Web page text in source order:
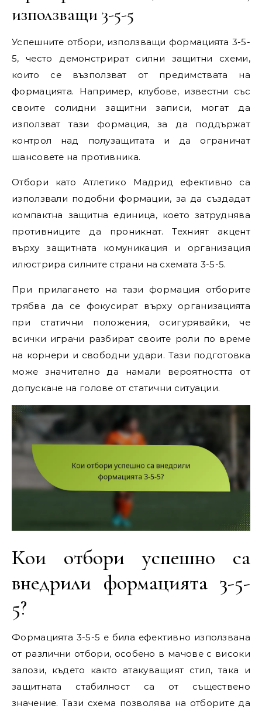
използващи 3-5-5
Успешните отбори, използващи формацията 3-5-
5, често демонстрират силни защитни схеми,
които се възползват от предимствата на
формацията. Например, клубове, известни със
своите солидни защитни записи, могат да
използват тази формация, за да поддържат
контрол над полузащитата и да ограничат
шансовете на противника.
Отбори като Атлетико Мадрид ефективно са
използвали подобни формации, за да създадат
компактна защитна единица, което затруднява
противниците да проникнат. Техният акцент
върху защитната комуникация и организация
илюстрира силните страни на схемата 3-5-5.
При прилагането на тази формация отборите
трябва да се фокусират върху организацията
при статични положения, осигурявайки, че
всички играчи разбират своите роли по време
на корнери и свободни удари. Тази подготовка
може значително да намали вероятността от
допускане на голове от статични ситуации.
Кои отбори успешно са
внедрили формацията 3-5-
5?
Формацията 3-5-5 е била ефективно използвана
от различни отбори, особено в мачове с високи
залози, където както атакуващият стил, така и
защитната стабилност са от съществено
значение. Тази схема позволява на отборите да